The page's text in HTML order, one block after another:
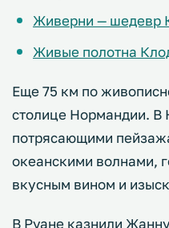
Живерни — шедевр
Живые полотна
Еще 75 км по
столице Нормандии. В
потрясающими
океанскими волнами,
вкусным вином и
В Руане казнили